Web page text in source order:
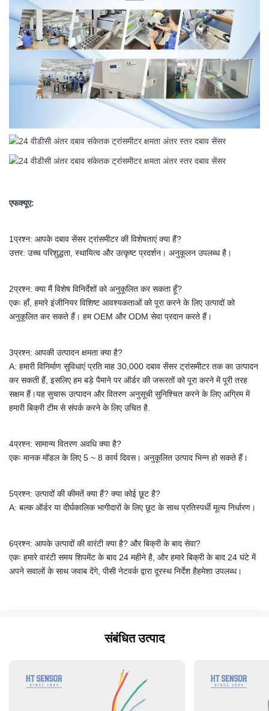
एफक्यूए:
1प्रश्न: आपके दबाव सेंसर ट्रांसमीटर की विशेषताएं क्या हैं?
उत्तर: उच्च परिशुद्धता, स्थायित्व और उत्कृष्ट प्रदर्शन। अनुकूलन उपलब्ध है।
2प्रश्न: क्या मैं विशेष विनिर्देशों को अनुकूलित कर सकता हूँ?
एकः हाँ, हमारे इंजीनियर विशिष्ट आवश्यकताओं को पूरा करने के लिए उत्पादों को
अनुकूलित कर सकते हैं। हम OEM और ODM सेवा प्रदान करते हैं।
3प्रश्न: आपकी उत्पादन क्षमता क्या है?
A: हमारी विनिर्माण सुविधाएं प्रति माह 30,000 दबाव सेंसर ट्रांसमीटर तक का उत्पादन
कर सकती हैं, इसलिए हम बड़े पैमाने पर ऑर्डर की जरूरतों को पूरा करने में पूरी तरह
सक्षम हैं।यह सुचारू उत्पादन और वितरण अनुसूची सुनिश्चित करने के लिए अग्रिम में
हमारी बिक्री टीम से संपर्क करने के लिए उचित है.
4प्रश्न: सामान्य वितरण अवधि क्या है?
एकः मानक मॉडल के लिए 5 ~ 8 कार्य दिवस। अनुकूलित उत्पाद भिन्न हो सकते हैं।
5प्रश्न: उत्पादों की कीमतें क्या हैं? क्या कोई छूट है?
A: बल्क ऑर्डर या दीर्घकालिक भागीदारों के लिए छूट के साथ प्रतिस्पर्धी मूल्य निर्धारण।
6प्रश्न: आपके उत्पादों की वारंटी क्या है? और बिक्री के बाद सेवा?
एकः हमारे वारंटी समय शिपमेंट के बाद 24 महीने है, और हमारे बिक्री के बाद 24 घंटे में
अपने सवालों के साथ जवाब देंगे, पीसी नेटवर्क द्वारा दूरस्थ निर्देश हैहमेशा उपलब्ध।
संबंधित उत्पाद